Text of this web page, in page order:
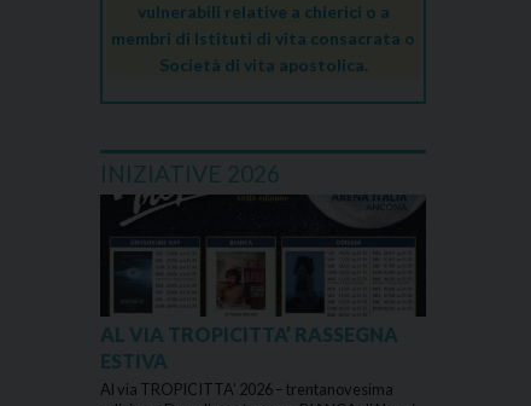
vulnerabili relative a chierici o a
membri di Istituti di vita consacrata o
Società di vita apostolica.
INIZIATIVE 2026
AL VIA TROPICITTA’ RASSEGNA
ESTIVA
Al via TROPICITTA’ 2026 – trentanovesima